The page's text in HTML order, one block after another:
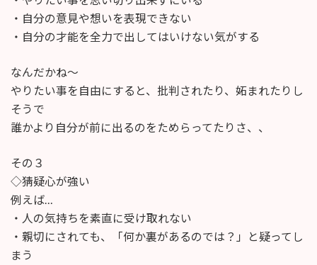
・自分の意見や想いを表現できない
・自分の才能を全力で出してはいけない気がする
なんだかね〜
やりたい事を自由にすると、批判されたり、妬まれたりし
そうで
誰かより自分が前に出るのをためらってたりさ、、
その３
◇猜疑心が強い
例えば…
・人の気持ちを素直に受け取れない
・親切にされても、「何か裏があるのでは？」と疑ってし
まう